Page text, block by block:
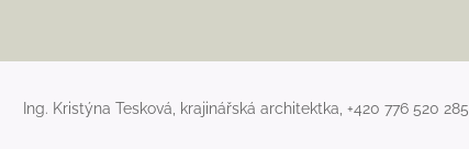
Ing. Kristýna Tesková, krajinářská architektka, +420 776 520 285